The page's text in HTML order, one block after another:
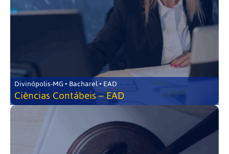
Divinópolis-MG • Bacharel • EAD
Ciências Contábeis – EAD